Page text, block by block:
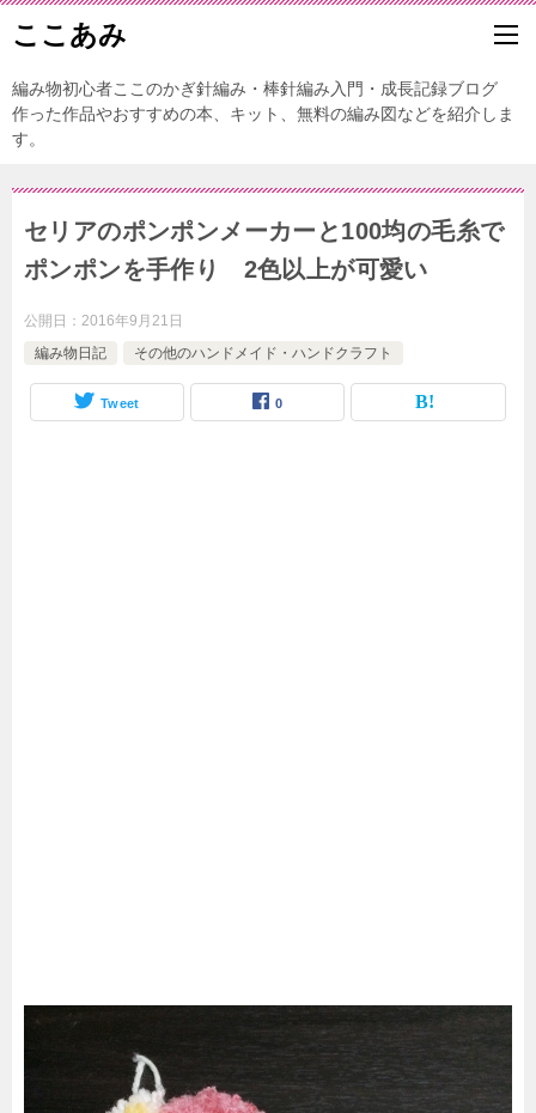
ここあみ
編み物初心者ここのかぎ針編み・棒針編み入門・成長記録ブログ
作った作品やおすすめの本、キット、無料の編み図などを紹介しま
す。
セリアのポンポンメーカーと100均の毛糸で
ポンポンを手作り 2色以上が可愛い
公開日： 2016年9月21日
編み物日記
その他のハンドメイド・ハンドクラフト
Tweet 0